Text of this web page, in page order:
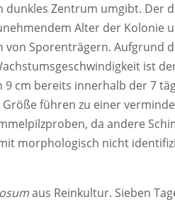
dunkles Zentrum umgibt. Der
Alter der Kolonie
Sporenträgern. Aufgrund
ist
cm bereits innerhalb der 7
führen zu einer
da andere
morphologisch nicht
aus Reinkultur. Sieben